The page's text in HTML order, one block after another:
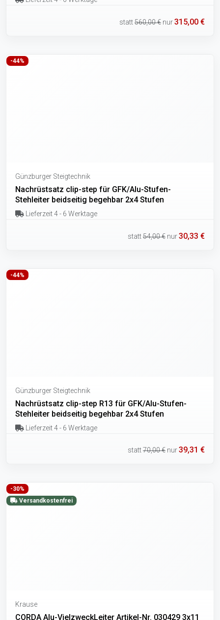
statt560,00 € nur315,00 €
-44%
Günzburger Steigtechnik
Nachrüstsatz clip-step für GFK/Alu-Stufen-
Stehleiter beidseitig begehbar 2x4 Stufen
Lieferzeit 4 - 6 Werktage
statt54,00 € nur30,33 €
-44%
Günzburger Steigtechnik
Nachrüstsatz clip-step R13 für GFK/Alu-Stufen-
Stehleiter beidseitig begehbar 2x4 Stufen
Lieferzeit 4 - 6 Werktage
statt70,00 € nur39,31 €
-30%
Versandkostenfrei
Krause
CORDA Alu-VielzweckLeiter Artikel-Nr. 030429 3x11